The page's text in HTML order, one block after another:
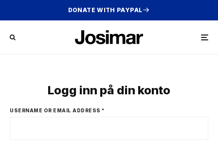
DONATE WITH PAYPAL
Logg inn på din konto
USERNAME OR EMAIL ADDRESS *